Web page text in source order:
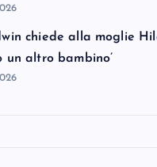
chiede alla moglie
un altro bambino’